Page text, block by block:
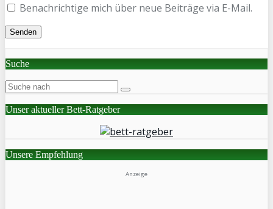
Benachrichtige mich über neue Beiträge via E-Mail.
Suche
Unser aktueller Bett-Ratgeber
Unsere Empfehlung
Anzeige